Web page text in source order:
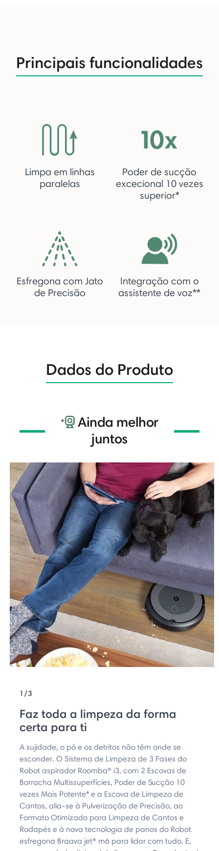
Principais funcionalidades
Limpa em linhas
paralelas
Poder de sucção
excecional 10 vezes
superior*
Esfregona com Jato
de Precisão
Integração com o
assistente de voz**
Dados do Produto
Ainda melhor
juntos
1/3
Faz toda a limpeza da forma
certa para ti
A sujidade, o pó e os detritos não têm onde se
esconder. O Sistema de Limpeza de 3 Fases do
Robot aspirador Roomba® i3, com 2 Escovas de
Borracha Multissuperfícies, Poder de Sucção 10
vezes Mais Potente* e a Escova de Limpeza de
Cantos, alia-se à Pulverização de Precisão, ao
Formato Otimizado para Limpeza de Cantos e
Rodapés e à nova tecnologia de panos do Robot
esfregona Braava jet® m6 para lidar com tudo. E,